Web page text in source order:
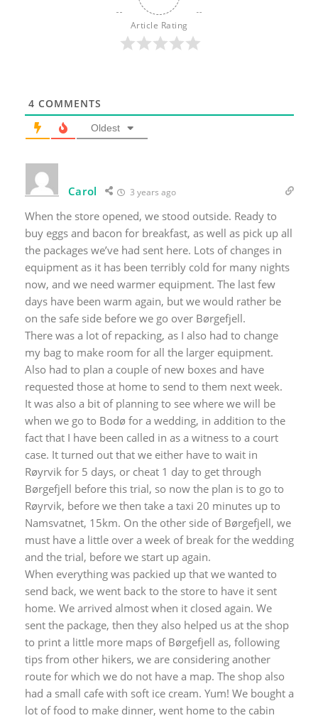
Article Rating
4 COMMENTS
Oldest
Carol 3 years ago
When the store opened, we stood outside. Ready to
buy eggs and bacon for breakfast, as well as pick up all
the packages we’ve had sent here. Lots of changes in
equipment as it has been terribly cold for many nights
now, and we need warmer equipment. The last few
days have been warm again, but we would rather be
on the safe side before we go over Børgefjell.
There was a lot of repacking, as I also had to change
my bag to make room for all the larger equipment.
Also had to plan a couple of new boxes and have
requested those at home to send to them next week.
It was also a bit of planning to see where we will be
when we go to Bodø for a wedding, in addition to the
fact that I have been called in as a witness to a court
case. It turned out that we either have to wait in
Røyrvik for 5 days, or cheat 1 day to get through
Børgefjell before this trial, so now the plan is to go to
Røyrvik, before we then take a taxi 20 minutes up to
Namsvatnet, 15km. On the other side of Børgefjell, we
must have a little over a week of break for the wedding
and the trial, before we start up again.
When everything was packied up that we wanted to
send back, we went back to the store to have it sent
home. We arrived almost when it closed again. We
sent the package, then they also helped us at the shop
to print a little more maps of Børgefjell as, following
tips from other hikers, we are considering another
route for which we do not have a map. The shop also
had a small cafe with soft ice cream. Yum! We bought a
lot of food to make dinner, went home to the cabin